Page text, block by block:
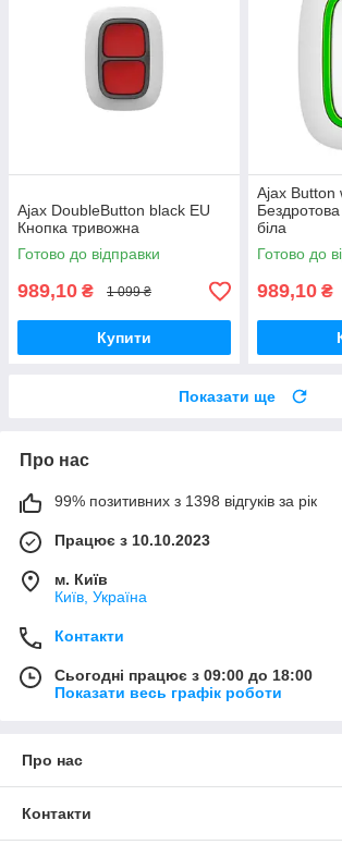
Ajax DoubleButton black EU
Кнопка тривожна
Готово до відправки
989,10 ₴ 1 099 ₴
Купити
Ajax Button
біла
Готово до
989,10 ₴
Показати ще
Про нас
99% позитивних з 1398 відгуків за рік
Працює з 10.10.2023
м. Київ
Київ, Україна
Контакти
Сьогодні працює з 09:00 до 18:00
Показати весь графік роботи
Про нас
Контакти